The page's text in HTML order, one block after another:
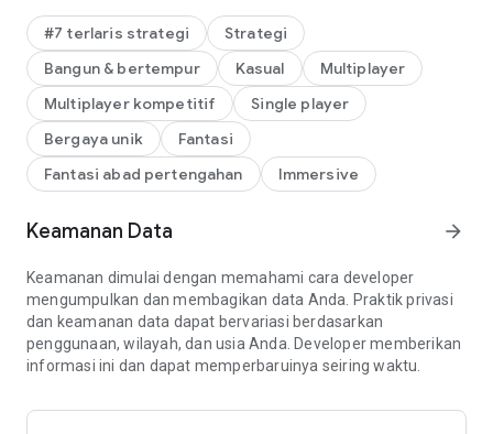
● Buat lawan ketakutan dengan 2 unit pertahanan unik baru:
Sarang Minion Mini dan Reflektor!
● Kustomisasi Rumah Pemain milikmu sendiri dan raih Trofi
Ibu Kota dari Liga Ibu Kota Klan!
● Lebih banyak konten baru! Di antaranya: Penambang Super
dan peningkatan besar untuk Sekop Penghalang!
Fitur Klasik:
undang teman.
pemain lain dari seluruh dunia dalam Perang Klan.
● Uji kemampuanmu di Liga Perang Klan yang kompetitif dan
buktikan bahwa kamu adalah yang terbaik.
● Tempa kekompakan Klan dengan bekerja sama dalam
Permainan Klan demi meraih Barang Sihir yang berharga.
#7 terlaris strategi
Strategi
Bangun & bertempur
Kasual
Multiplayer
Multiplayer kompetitif
Single player
Bergaya unik
Fantasi
Fantasi abad pertengahan
Immersive
Keamanan Data arrow_forward
Keamanan dimulai dengan memahami cara developer
mengumpulkan dan membagikan data Anda. Praktik privasi
dan keamanan data dapat bervariasi berdasarkan
penggunaan, wilayah, dan usia Anda. Developer memberikan
informasi ini dan dapat memperbaruinya seiring waktu.